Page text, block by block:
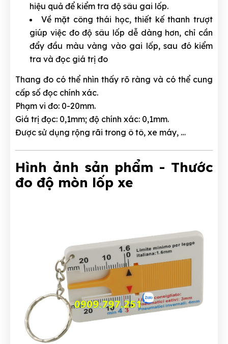
hiệu quả để kiểm tra độ sâu gai lốp.
Về mặt công thái học, thiết kế thanh trượt
giúp việc đo độ sâu lốp dễ dàng hơn, chỉ cần
đẩy đầu màu vàng vào gai lốp, sau đó kiểm
tra và đọc giá trị đo
Thang đo có thể nhìn thấy rõ ràng và có thể cung
cấp số đọc chính xác.
Phạm vi đo: 0-20mm.
Giá trị đọc: 0,1mm; độ chính xác: 0,1mm.
Được sử dụng rộng rãi trong ô tô, xe máy, …
Hình ảnh sản phẩm - Thước
đo độ mòn lốp xe